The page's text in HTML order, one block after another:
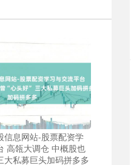
信息网站-股票配资学
高瓴大调仓 中概股也
大私募巨头加码拼多多